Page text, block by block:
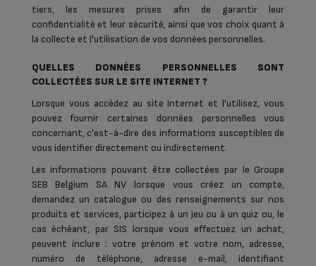
tiers, les mesures prises afin de garantir leur
confidentialité et leur sécurité, ainsi que vos choix quant à
la collecte et l'utilisation de vos données personnelles.
QUELLES DONNÉES PERSONNELLES SONT
COLLECTÉES SUR LE SITE INTERNET ?
Lorsque vous accédez au site Internet et l'utilisez, vous
pouvez fournir certaines données personnelles vous
concernant, c'est-à-dire des informations susceptibles de
vous identifier directement ou indirectement.
Les informations pouvant être collectées par le Groupe
SEB Belgium SA NV lorsque vous créez un compte,
demandez un catalogue ou des renseignements sur nos
produits et services, participez à un jeu ou à un quiz ou, le
cas échéant, par SIS lorsque vous effectuez un achat,
peuvent inclure : votre prénom et votre nom, adresse,
numéro de téléphone, adresse e-mail, identifiant